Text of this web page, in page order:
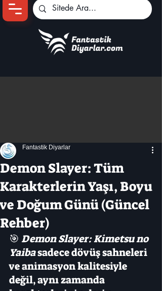
Black Desert
Dizi-Film Haberleri
Demon Slayer: Tüm
Karakterlerin Yaşı, Boyu
ve Doğum Günü (Güncel
Rehber)
Fantastik Diyarlar
🎯 Demon Slayer: Kimetsu no
Yaiba sadece dövüş sahneleri
ve animasyon kalitesiyle
değil, aynı zamanda